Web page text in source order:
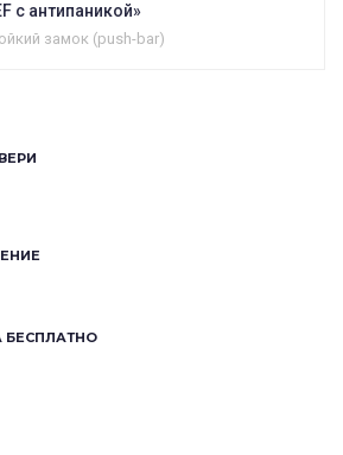
с антипаникой»
замок (push-bar)
БЕСПЛАТНО